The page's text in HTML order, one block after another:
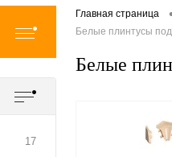
17
Главная страница
Белые плинтусы
Белые